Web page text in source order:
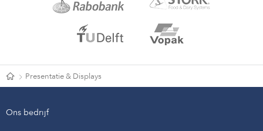
Presentatie & Displays
Ons bedrijf